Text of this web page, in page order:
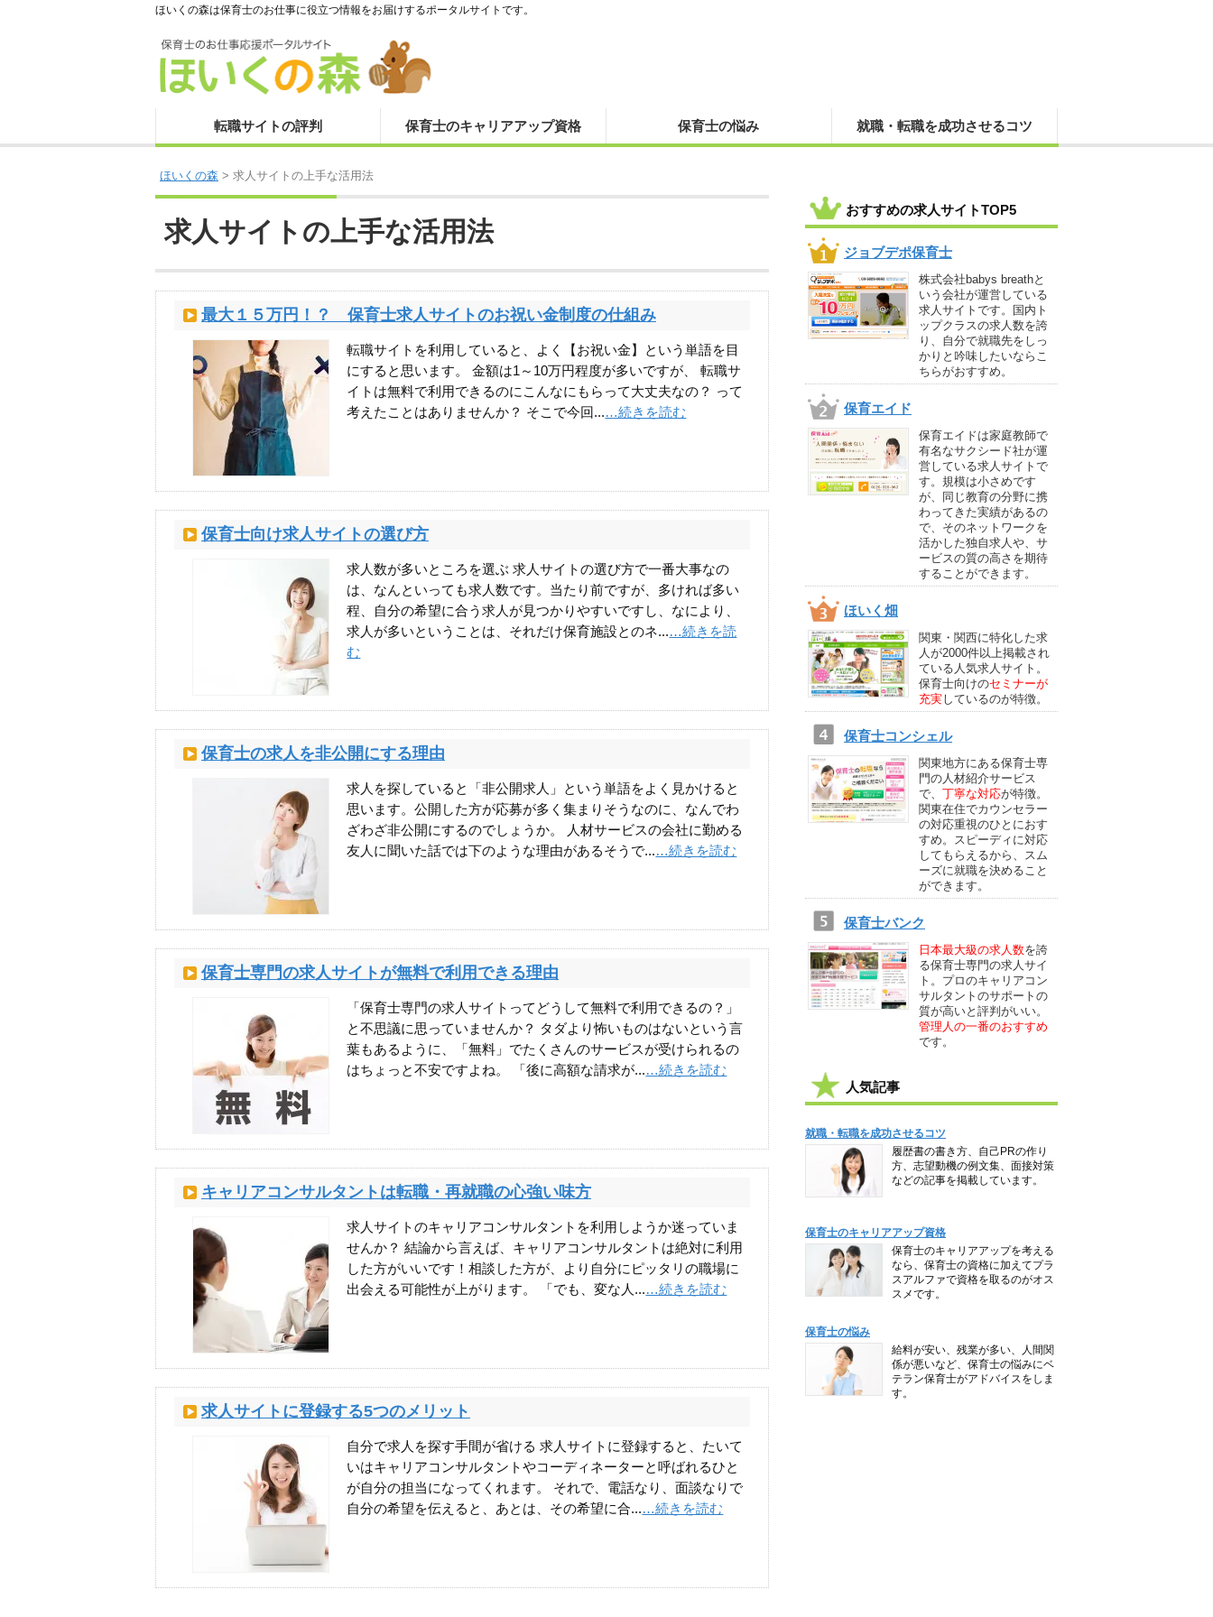
ほいくの森は保育士のお仕事に役立つ情報をお届けするポータルサイトです。
転職サイトの評判 保育士のキャリアアップ資格 保育士の悩み 就職・転職を成功させるコツ
ほいくの森 > 求人サイトの上手な活用法
求人サイトの上手な活用法
最大１５万円！？ 保育士求人サイトのお祝い金制度の仕組み
転職サイトを利用していると、よく【お祝い金】という単語を目
にすると思います。 金額は1～10万円程度が多いですが、 転職サ
イトは無料で利用できるのにこんなにもらって大丈夫なの？ って
考えたことはありませんか？ そこで今回...…続きを読む
保育士向け求人サイトの選び方
求人数が多いところを選ぶ 求人サイトの選び方で一番大事なの
は、なんといっても求人数です。当たり前ですが、多ければ多い
程、自分の希望に合う求人が見つかりやすいですし、なにより、
求人が多いということは、それだけ保育施設とのネ...…続きを読
む
保育士の求人を非公開にする理由
求人を探していると「非公開求人」という単語をよく見かけると
思います。公開した方が応募が多く集まりそうなのに、なんでわ
ざわざ非公開にするのでしょうか。 人材サービスの会社に勤める
友人に聞いた話では下のような理由があるそうで...…続きを読む
保育士専門の求人サイトが無料で利用できる理由
「保育士専門の求人サイトってどうして無料で利用できるの？」
と不思議に思っていませんか？ タダより怖いものはないという言
葉もあるように、「無料」でたくさんのサービスが受けられるの
はちょっと不安ですよね。 「後に高額な請求が...…続きを読む
キャリアコンサルタントは転職・再就職の心強い味方
求人サイトのキャリアコンサルタントを利用しようか迷っていま
せんか？ 結論から言えば、キャリアコンサルタントは絶対に利用
した方がいいです！相談した方が、より自分にピッタリの職場に
出会える可能性が上がります。 「でも、変な人...…続きを読む
求人サイトに登録する5つのメリット
自分で求人を探す手間が省ける 求人サイトに登録すると、たいて
いはキャリアコンサルタントやコーディネーターと呼ばれるひと
が自分の担当になってくれます。 それで、電話なり、面談なりで
自分の希望を伝えると、あとは、その希望に合...…続きを読む
おすすめの求人サイトTOP5
ジョブデポ保育士
株式会社babys breathと
いう会社が運営している
求人サイトです。国内ト
ップクラスの求人数を誇
り、自分で就職先をしっ
かりと吟味したいならこ
ちらがおすすめ。
保育エイド
保育エイドは家庭教師で
有名なサクシード社が運
営している求人サイトで
す。規模は小さめです
が、同じ教育の分野に携
わってきた実績があるの
で、そのネットワークを
活かした独自求人や、サ
ービスの質の高さを期待
することができます。
ほいく畑
関東・関西に特化した求
人が2000件以上掲載され
ている人気求人サイト。
保育士向けのセミナーが
充実しているのが特徴。
保育士コンシェル
関東地方にある保育士専
門の人材紹介サービス
で、丁寧な対応が特徴。
関東在住でカウンセラー
の対応重視のひとにおす
すめ。スピーディに対応
してもらえるから、スム
ーズに就職を決めること
ができます。
保育士バンク
日本最大級の求人数を誇
る保育士専門の求人サイ
ト。プロのキャリアコン
サルタントのサポートの
質が高いと評判がいい。
管理人の一番のおすすめ
です。
人気記事
就職・転職を成功させるコツ
履歴書の書き方、自己PRの作り
方、志望動機の例文集、面接対策
などの記事を掲載しています。
保育士のキャリアアップ資格
保育士のキャリアアップを考える
なら、保育士の資格に加えてプラ
スアルファで資格を取るのがオス
スメです。
保育士の悩み
給料が安い、残業が多い、人間関
係が悪いなど、保育士の悩みにベ
テラン保育士がアドバイスをしま
す。